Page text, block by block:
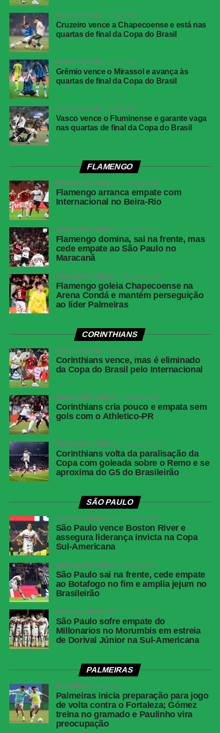
A equipe alvinegra quase fez o terceiro aos 40 minutos.
Após cobrança de escanteio, a defesa do Internacional
desviou e viu a bola sobrar com Matheuzinho, que
arriscou de longe. A bola explodiu na trave e se perdeu
pela linha de fundo.
Próximos jogos
Bragantino x Corinthians (22ª rodada do Brasileirão)
Data e horário:09/08 (domingo), às 18h30 (de
Brasília)
Estádio Cícero de Souza Marques, em
Bragança Paulista (SP)
Corinthians vence, mas é eliminado da Copa do
Brasil pelo Internacional
Palmeiras x Internacional(22ª rodada do Brasileirão)
Data e horário:
Brasília)
Local:
Nubank Parque, em São Paulo (SP)
FICHA
Corinthians 2 x 1 Internacional
Competição
Copa do Brasil — oitavas de final
Local
Neo Química Arena, São Paulo (SP)
Data
Horário
20h (de Brasília)
Público
44.777 torcedores
Renda
Cartões
amarelos
Internacional: Carbonero, Paulinho e
Matheus Bahia; Corinthians: Fernando Diniz,
Matheuzinho e Gustavo Henrique
Árbitro
Felipe Fernandes de Lima (MG)
Assistentes
Victor Hugo Imazu dos Santos (PR) e Felipe
Alan Costa de Oliveira (MG)
VAR
Gols
Gustavo Henrique, aos 42 minutos do 1º
tempo (Corinthians); Bernabei, aos 13
minutos do 2º tempo (Internacional); Pedro
(Corinthians)
Corinthians
Hugo Souza; Matheuzinho, Gabriel Paulista
(Allan), Gustavo Henrique e Matheus Bidu;
(Carrillo) e Rodrigo Garro (Dieguinho); Kaio
César (Matheus Pereira) e Pedro Raul
Técnico
Fernando Diniz
Internacional
Matheus Cunha; Bruno Gomes, Maripan,
Mercado e Matheus Bahia (Aguirre); Bruno
Henrique (Juninho), Paulinho (Ronaldo) e
COPA DO BRASIL 3 dias atrás
Cruzeiro vence a Chapecoense e está nas
quartas de final da Copa do Brasil
COPA DO BRASIL 3 dias atrás
Grêmio vence o Mirassol e avança às
quartas de final da Copa do Brasil
COPA DO BRASIL 3 dias atrás
Vasco vence o Fluminense e garante vaga
nas quartas de final da Copa do Brasil
FLAMENGO
BRASILEIRÃO SÉRIE A 1 semana atrás
Flamengo arranca empate com
Internacional no Beira-Rio
BRASILEIRÃO SÉRIE A 2 semanas atrás
Flamengo domina, sai na frente, mas
cede empate ao São Paulo no
Maracanã
BRASILEIRÃO SÉRIE A 2 semanas atrás
Flamengo goleia Chapecoense na
Arena Condá e mantém perseguição
ao líder Palmeiras
CORINTHIANS
COPA DO BRASIL 2 dias atrás
Corinthians vence, mas é eliminado
da Copa do Brasil pelo Internacional
BRASILEIRÃO SÉRIE A 1 semana atrás
Corinthians cria pouco e empata sem
gols com o Athletico-PR
BRASILEIRÃO SÉRIE A 2 semanas atrás
Corinthians volta da paralisação da
Copa com goleada sobre o Remo e se
aproxima do G5 do Brasileirão
SÃO PAULO
COPA SUL-AMERICANA 2 meses atrás
São Paulo vence Boston River e
assegura liderança invicta na Copa
Sul-Americana
BRASILEIRÃO SÉRIE A 3 meses atrás
São Paulo sai na frente, cede empate
ao Botafogo no fim e amplia jejum no
Brasileirão
COPA SUL-AMERICANA 3 meses atrás
São Paulo sofre empate do
Millonarios no Morumbis em estreia
de Dorival Júnior na Sul-Americana
PALMEIRAS
PALMEIRAS 4 dias atrás
Palmeiras inicia preparação para jogo
de volta contra o Fortaleza; Gómez
treina no gramado e Paulinho vira
preocupação